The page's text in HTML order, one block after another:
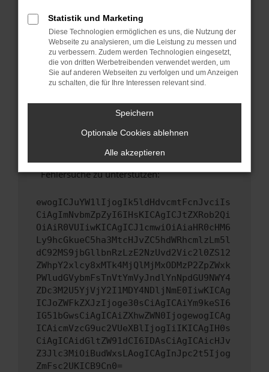
Betriebssystem auf dem neuesten Stand
sind.
Veraltete Software birgt nicht nur ein
Sicherheitsrisiko, sondern kann auch dazu
führen, dass bestimmte Funktionen nicht mehr
unterstützt werden.
Wende dich an den Webseitenbetreiber.
Wenn du alle oben genannten Schritte versucht
hast, kontaktiere uns bitte. Wir werden
versuchen, das Problem zu beheben. Du kannst
uns diesen Text schicken, um uns bei der
Fehlersuche zu unterstützen:
ewogICJuYW1lIjogIk5ldHdvcmtFcnJvciIs
CiAgImNvbmZpZyI6IHsKICAgICJtZXRob2Qi
OiAiR0VUIiwKICAgICJ1cmwiOiAiaHR0cHM6
Ly9hcGkueC5ha3MtcHJvZC5hdWRhcmlzLm5l
dC92MS9jbGllbnRzLzE2NzUvd2Vic2l0ZS12
ZWhpY2xlcy8xMTk4MjQlMjMxODMzP2ZpZWxk
PWludGVybmFsTnVtYmVyJndlYnNpdGU9NWY4
ZDc3M2U5YjVjY2I1MDY4NDljNmE0IiwKICAg
ICJoZWFkZXJzIjoge30sCiAgICAiYm9keSI6
IG51bGwsCiAgICAiZXhwZWN0IjogewogICAg
ICAicmVzcG9uc2VUeXBlIjogIiIKICAgIH0s
CiAgICAidGltZW91dCI6IDAsCiAgICAicHJv
Z3Jlc3MiOiBudWxsLAogICAgInJpc2t5Ijog
ZmFsc2UKICB9Cn0=
Statistik und Marketing
Diese Technologien ermöglichen es uns, die Nutzung der
Webseite zu analysieren, um die Leistung zu messen und
zu verbessern. Zudem werden Technologien eingesetzt,
die von dritten Werbetreibenden verwendet werden, um
Sie auf anderen Webseiten zu verfolgen und um Anzeigen
zu schalten, die für Ihre Interessen relevant sind.
Speichern
Optionale Cookies ablehnen
Alle akzeptieren